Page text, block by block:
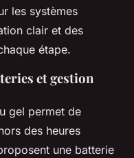
les systèmes
clair et des
étape.
et gestion
gel permet de
des heures
une batterie